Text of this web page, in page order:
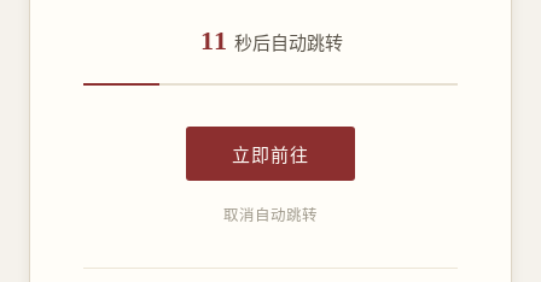
11 秒后自动跳转
立即前往
取消自动跳转